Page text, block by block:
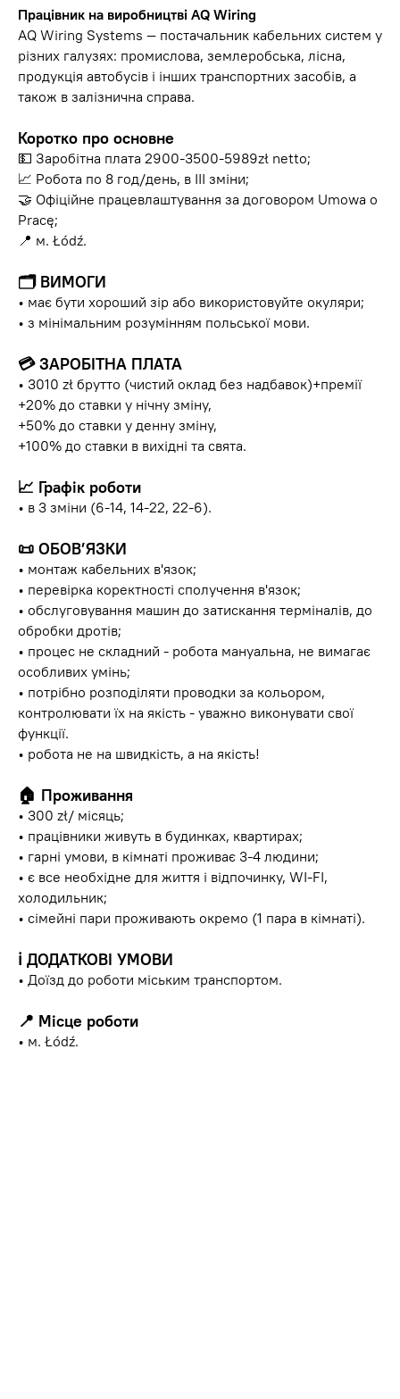
Працівник на виробництві AQ Wiring
AQ Wiring Systems —‌ постачальник кабельних систем у
різних галузях: промислова, землеробська, лісна,
продукція автобусів і інших транспортних засобів, а
також в залізнична справа.
Коротко про основне
💵 Заробітна плата 2900-3500-5989zł netto;
📈 Робота по 8 год/день, в III зміни;
🤝 Офіційне працевлаштування за договором Umowa o
Pracę;
📍 м. Łódź.
🗂 ВИМОГИ
• має бути хороший зір або використовуйте окуляри;
• з мінімальним розумінням польської мови.
💳ЗАРОБІТНА ПЛАТА
• 3010 zł брутто (чистий оклад без надбавок)+премії
+20% до ставки у нічну зміну,
+50% до ставки у денну зміну,
+100% до ставки в вихідні та свята.
📈 Графік роботи
• в 3 зміни (6-14, 14-22, 22-6).
📜 ОБОВ’ЯЗКИ
• монтаж кабельних в'язок;
• перевірка коректності сполучення в'язок;
• обслуговування машин до затискання терміналів, до
обробки дротів;
• процес не складний - робота мануальна, не вимагає
особливих умінь;
• потрібно розподіляти проводки за кольором,
контролювати їх на якість - уважно виконувати свої
функції.
• робота не на швидкість, а на якість!
🏠 Проживання
• 300 zł/ місяць;
• працівники живуть в будинках, квартирах;
• гарні умови, в кімнаті проживає 3-4 людини;
• є все необхідне для життя і відпочинку, WI-FI,
холодильник;
• сімейні пари проживають окремо (1 пара в кімнаті).
ℹ️ ДОДАТКОВІ УМОВИ
• Доїзд до роботи міським транспортом.
📍 Місце роботи
• м. Łódź.